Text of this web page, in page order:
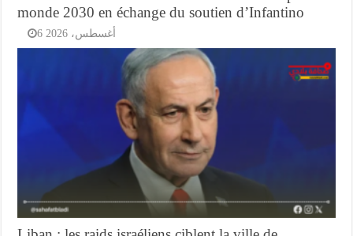
monde 2030 en échange du soutien d’Infantino
6 أغسطس، 2026